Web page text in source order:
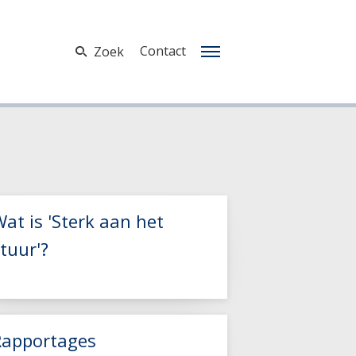
Zoek Contact
is 'Sterk aan het